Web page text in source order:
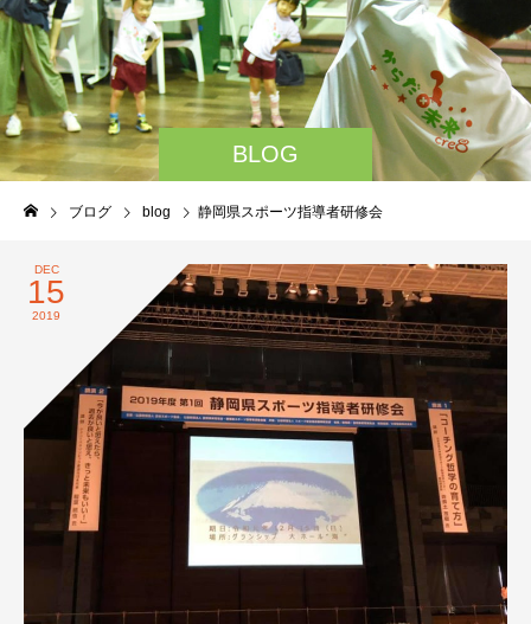
BLOG
ブログ blog 静岡県スポーツ指導者研修会
DEC
15
2019